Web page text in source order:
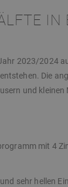
IN
2023/2024
Die
und
mit 4
sehr hellen